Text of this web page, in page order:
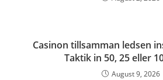
Casinon tillsamman ledsen
Taktik in 50, 25 eller
August 9, 2026